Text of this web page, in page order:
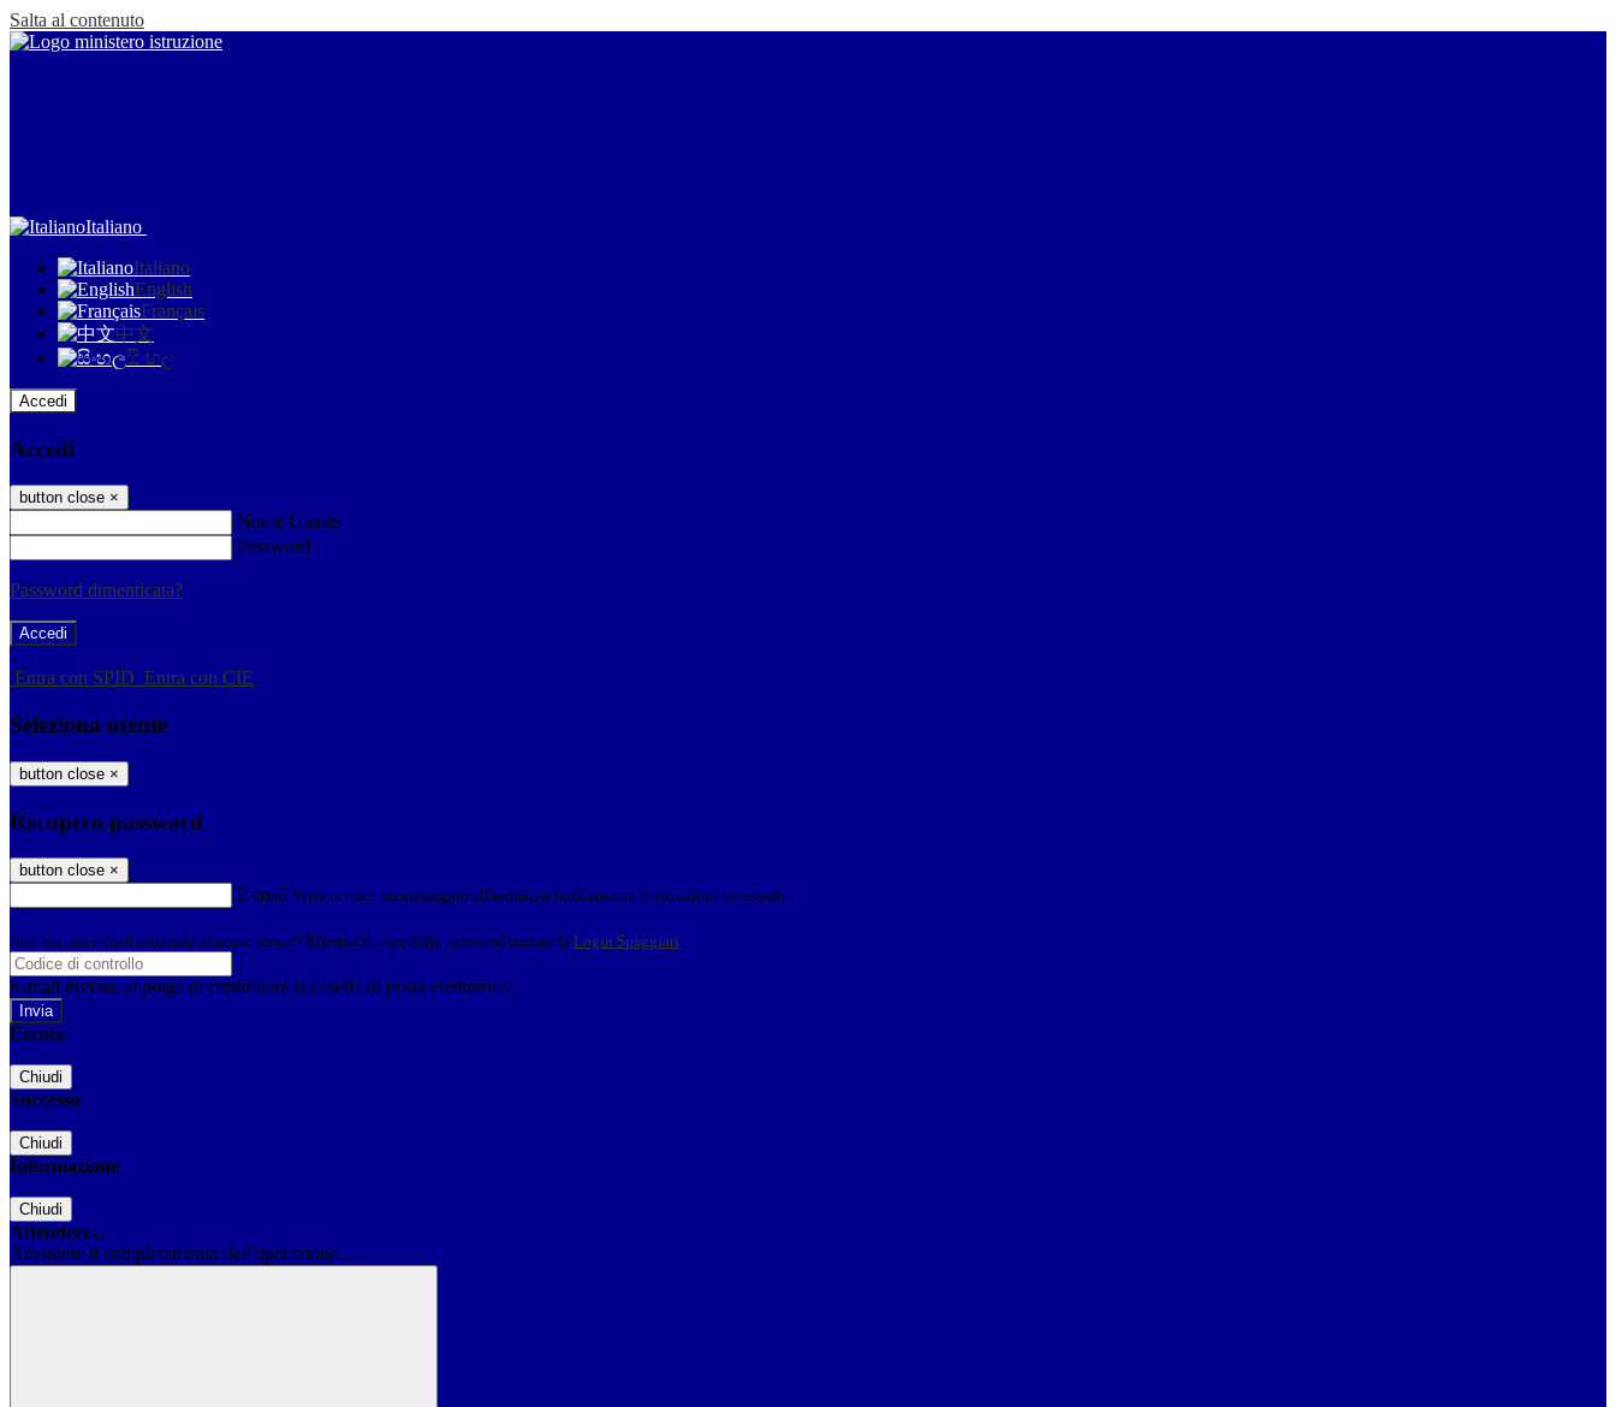
Salta al contenuto
Italiano
Italiano
English
Français
中文
සිංහල
Accedi
Accedi
button close ×
Nome Utente
Password
Password dimenticata?
-
Entra con SPID Entra con CIE
Seleziona utente
button close ×
Recupero password
button close ×
E-mail Verrà inviato un messaggio all'indirizzo indicato con le istruzioni necessarie.
Non hai una e-mail associata al nome utente? Effettua il reset della password tramite la Login Spaggiari
E-mail inviata, si prega di controllare la casella di posta elettronica!
Errore
Chiudi
Successo
Chiudi
Informazione
Chiudi
Attendere...
Attendere il completamento dell'operazione...